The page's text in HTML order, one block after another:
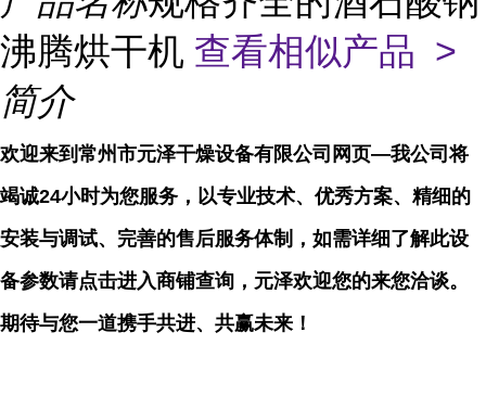
沸腾烘干机 查看相似产品 >
简介
欢迎来到常州市元泽干燥设备有限公司网页—我公司将
竭诚24小时为您服务，以专业技术、优秀方案、精细的
安装与调试、完善的售后服务体制，如需详细了解此设
备参数请点击进入商铺查询，元泽欢迎您的来您洽谈。
期待与您一道携手共进、共赢未来！